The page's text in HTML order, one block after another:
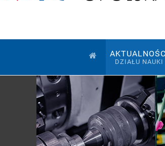
DZIAŁU NAUKI
Pokaz slajdów